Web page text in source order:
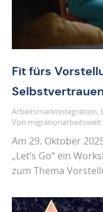
Fit fürs
Arbeitsmarktintegration,
Von migrationarbeitswelt
Am 29. Oktober
„Let’s Go“ ein
zum Thema